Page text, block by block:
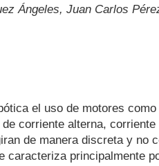
Ángeles, Juan Carlos
el uso de motores
corriente alterna,
de manera discreta y no
caracteriza principalmente